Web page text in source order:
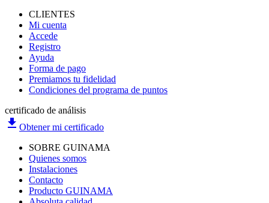
CLIENTES
Mi cuenta
Accede
Registro
Ayuda
Forma de pago
Premiamos tu fidelidad
Condiciones del programa de puntos
certificado de análisis
file_download Obtener mi certificado
SOBRE GUINAMA
Quienes somos
Instalaciones
Contacto
Producto GUINAMA